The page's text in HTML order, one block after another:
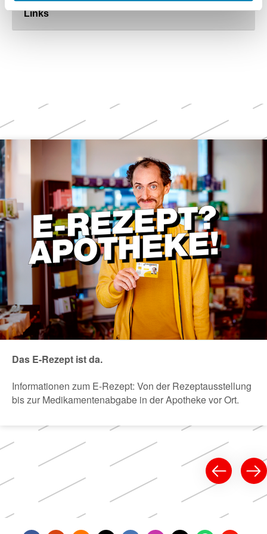
Links
Weitere
Themen
Das E-Rezept ist da.
Informationen zum E-Rezept: Von der Rezeptausstellung
bis zur Medikamentenabgabe in der Apotheke vor Ort.